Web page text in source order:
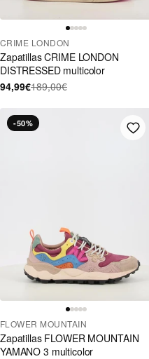
CRIME LONDON
Zapatillas CRIME LONDON
DISTRESSED multicolor
94,99€189,00€
-50%
FLOWER MOUNTAIN
Zapatillas FLOWER MOUNTAIN
YAMANO 3 multicolor